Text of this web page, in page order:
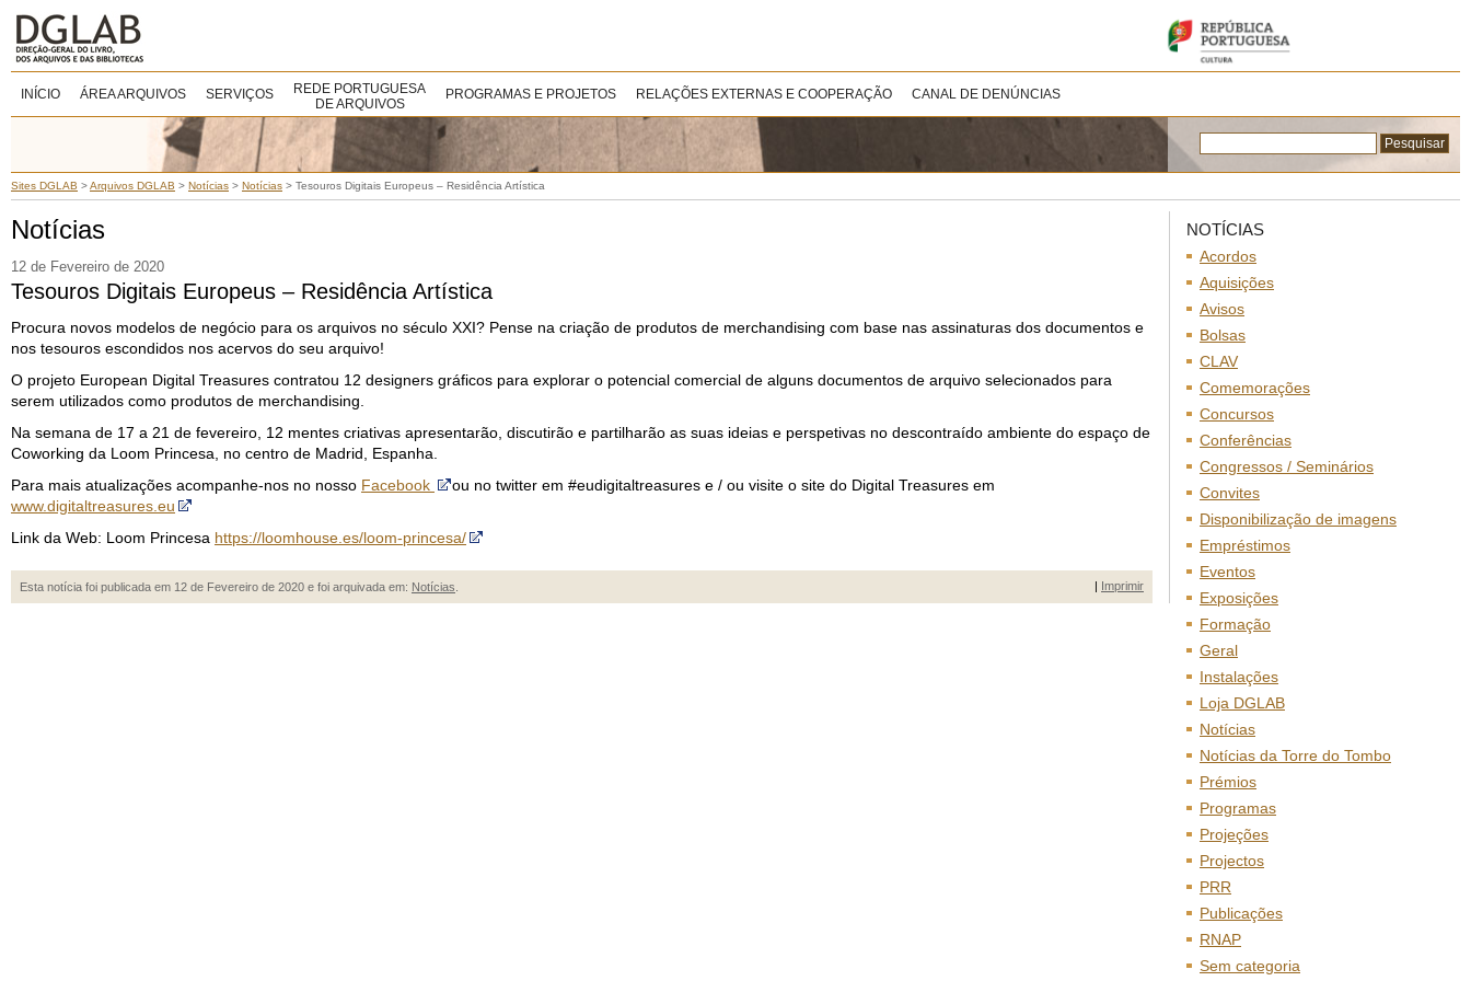
INÍCIO ÁREA ARQUIVOS SERVIÇOS
REDE PORTUGUESA
DE ARQUIVOS
PROGRAMAS E PROJETOS RELAÇÕES EXTERNAS E COOPERAÇÃO CANAL DE DENÚNCIAS
Sites DGLAB >Arquivos DGLAB > Notícias > Notícias > Tesouros Digitais Europeus – Residência Artística
Notícias
12 de Fevereiro de 2020
Tesouros Digitais Europeus – Residência Artística
Procura novos modelos de negócio para os arquivos no século XXI? Pense na criação de produtos de merchandising com base nas assinaturas dos documentos e
nos tesouros escondidos nos acervos do seu arquivo!
O projeto European Digital Treasures contratou 12 designers gráficos para explorar o potencial comercial de alguns documentos de arquivo selecionados para
serem utilizados como produtos de merchandising.
Na semana de 17 a 21 de fevereiro, 12 mentes criativas apresentarão, discutirão e partilharão as suas ideias e perspetivas no descontraído ambiente do espaço de
Coworking da Loom Princesa, no centro de Madrid, Espanha.
Para mais atualizações acompanhe-nos no nosso Facebook
ou no twitter em #eudigitaltreasures e / ou visite o site do Digital Treasures em
www.digitaltreasures.eu
Link da Web: Loom Princesa https://loomhouse.es/loom-princesa/
Esta notícia foi publicada em 12 de Fevereiro de 2020 e foi arquivada em: Notícias | Imprimir
NOTÍCIAS
Acordos
Aquisições
Avisos
Bolsas
CLAV
Comemorações
Concursos
Conferências
Congressos / Seminários
Convites
Disponibilização de imagens
Empréstimos
Eventos
Exposições
Formação
Geral
Instalações
Loja DGLAB
Notícias
Notícias da Torre do Tombo
Prémios
Programas
Projeções
Projectos
PRR
Publicações
RNAP
Sem categoria